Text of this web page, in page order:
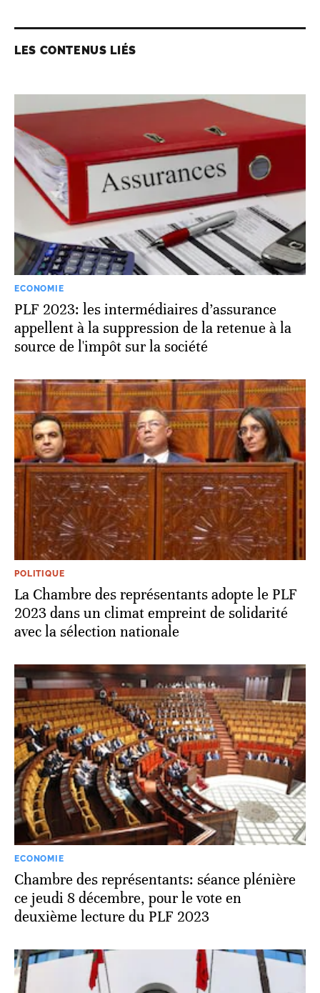
LES CONTENUS LIÉS
ECONOMIE
PLF 2023: les intermédiaires d’assurance
appellent à la suppression de la retenue à la
source de l'impôt sur la société
POLITIQUE
La Chambre des représentants adopte le PLF
2023 dans un climat empreint de solidarité
avec la sélection nationale
ECONOMIE
Chambre des représentants: séance plénière
ce jeudi 8 décembre, pour le vote en
deuxième lecture du PLF 2023